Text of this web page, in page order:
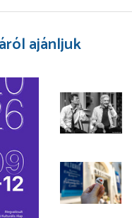
ajánljuk